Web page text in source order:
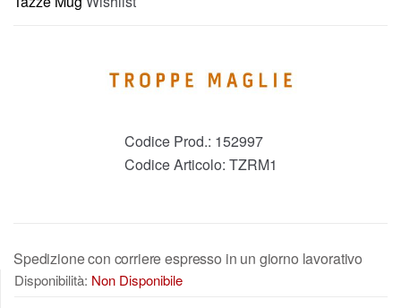
Codice Prod.: 152997
Codice Articolo: TZRM1
Spedizione con corriere espresso in un giorno lavorativo
Disponibilità: Non Disponibile